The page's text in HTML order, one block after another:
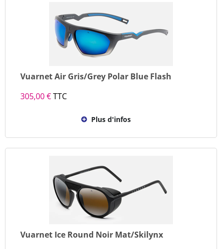
Vuarnet Air Gris/Grey Polar Blue Flash
305,00 €TTC
Plus d'infos
Vuarnet Ice Round Noir Mat/Skilynx